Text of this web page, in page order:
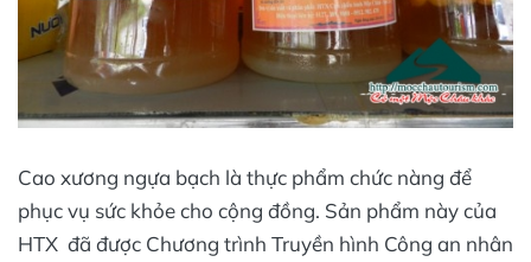
Cao xương ngựa bạch là thực phẩm chức nàng để
phục vụ sức khỏe cho cộng đồng. Sản phẩm này của
HTX đã được Chương trình Truyền hình Công an nhân